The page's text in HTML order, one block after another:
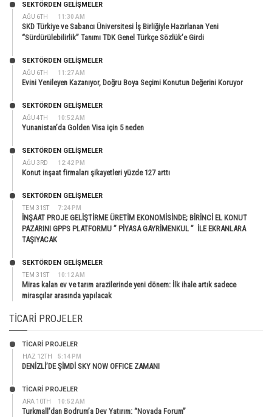
AĞU 6TH 11:30 AM
SEKTÖRDEN GELIŞMELER
SKD Türkiye ve Sabancı Üniversitesi İş Birliğiyle Hazırlanan Yeni
“Sürdürülebilirlik” Tanımı TDK Genel Türkçe Sözlük’e Girdi
AĞU 6TH 11:27 AM
SEKTÖRDEN GELIŞMELER
Evini Yenileyen Kazanıyor, Doğru Boya Seçimi Konutun Değerini Koruyor
AĞU 4TH 10:52 AM
SEKTÖRDEN GELIŞMELER
Yunanistan’da Golden Visa için 5 neden
AĞU 3RD 12:42 PM
SEKTÖRDEN GELIŞMELER
Konut inşaat firmaları şikayetleri yüzde 127 arttı
TEM 31ST 7:24 PM
SEKTÖRDEN GELIŞMELER
İNŞAAT PROJE GELİŞTİRME ÜRETİM EKONOMİSİNDE; BİRİNCİ EL KONUT
PAZARINI GPPS PLATFORMU ” PİYASA GAYRİMENKUL ” İLE EKRANLARA
TAŞIYACAK
TEM 31ST 10:12 AM
SEKTÖRDEN GELIŞMELER
Miras kalan ev ve tarım arazilerinde yeni dönem: İlk ihale artık sadece
mirasçılar arasında yapılacak
TICARI PROJELER
HAZ 12TH 5:14 PM
TİCARİ PROJELER
DENİZLİ’DE ŞİMDİ SKY NOW OFFICE ZAMANI
ARA 10TH 10:52 AM
TİCARİ PROJELER
Turkmall’dan Bodrum’a Dev Yatırım: “Novada Forum”